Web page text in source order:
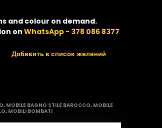
and colour on demand.
onWhatsApp - 378 086 8377
Добавить в список желаний
, MOBILE BAGNO STILE BAROCCO, MOBILE
, MOBILI BOMBATI